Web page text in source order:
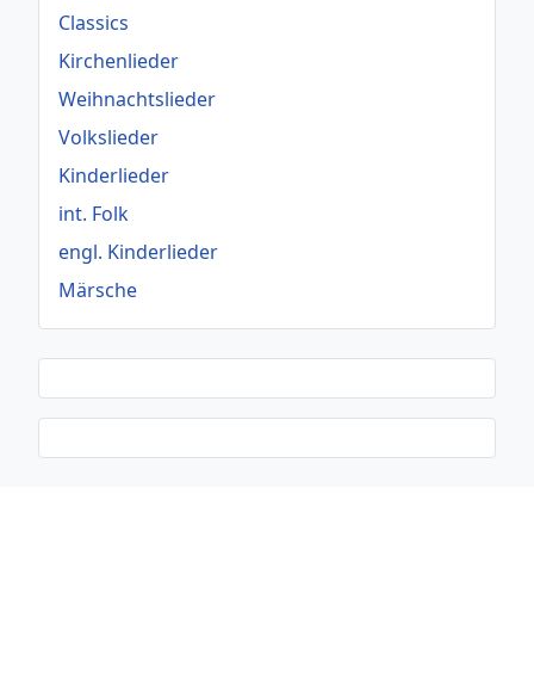
Classics
Kirchenlieder
Weihnachtslieder
Volkslieder
Kinderlieder
int. Folk
engl. Kinderlieder
Märsche